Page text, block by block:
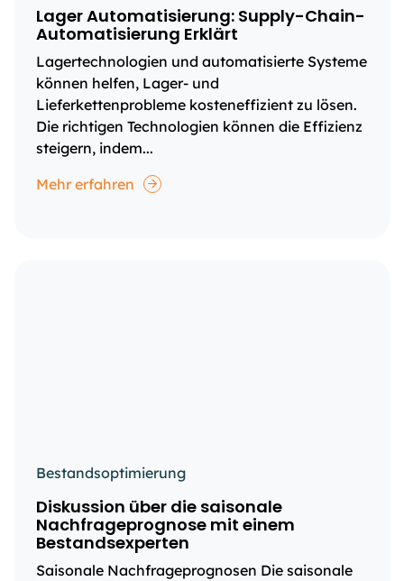
Lager Automatisierung: Supply-Chain-
Automatisierung Erklärt
Lagertechnologien und automatisierte Systeme
können helfen, Lager- und
Lieferkettenprobleme kosteneffizient zu lösen.
Die richtigen Technologien können die Effizienz
steigern, indem...
Mehr erfahren
Bestandsoptimierung
Diskussion über die saisonale
Nachfrageprognose mit einem
Bestandsexperten
Saisonale Nachfrageprognosen Die saisonale